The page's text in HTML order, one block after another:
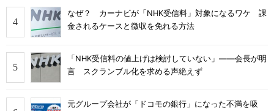
なぜ？ カーナビが「NHK受信料」対象になるワケ 課
金されるケースと徴収を免れる方法
「NHK受信料の値上げは検討していない」――会長が明
言 スクランブル化を求める声絶えず
元グループ会社が「ドコモの銀行」になった不満を吸